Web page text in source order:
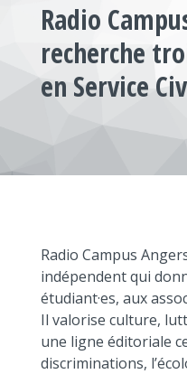
Radio
recherche
en Service
Radio Campus
indépendent qui
étudiant·es, aux
Il valorise culture,
une ligne éditoriale
discriminations,